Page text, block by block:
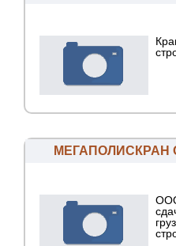
МЕГАПОЛИСКРАН